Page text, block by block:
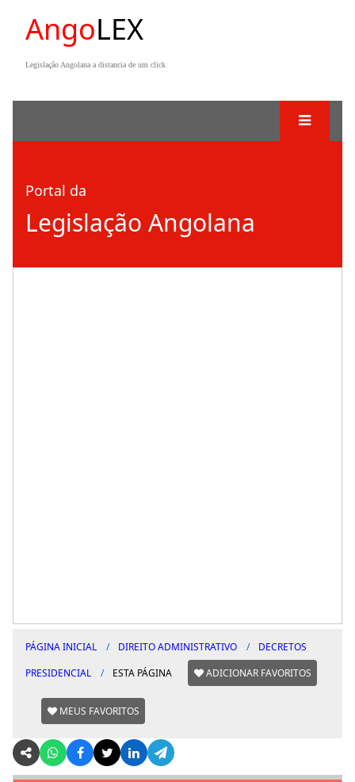
AngoLEX
Legislação Angolana a distancia de um click
Portal da
Legislação Angolana
PÁGINA INICIAL DIREITO ADMINISTRATIVO
DECRETOS
PRESIDENCIAL
ESTA PÁGINA ADICIONAR FAVORITOS
MEUS FAVORITOS